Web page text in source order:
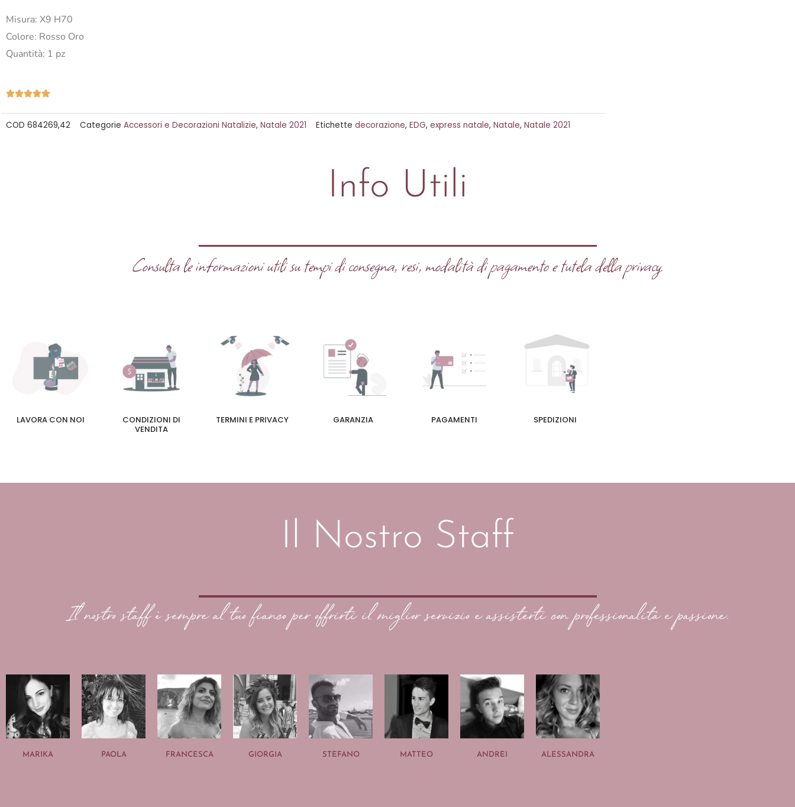
Misura: X9 H70
Colore: Rosso Oro
Quantità: 1 pz
Valutazione
su
COD 684269,42 Categorie Accessori e Decorazioni Natalizie, Natale 2021 Etichette decorazione, EDG, express natale, Natale, Natale 2021
Info Utili
Consulta le informazioni utili su tempi di consegna, resi, modalità di pagamento e tutela della privacy.
LAVORA CON NOI
CONDIZIONI DI
VENDITA
TERMINI E PRIVACY GARANZIA PAGAMENTI SPEDIZIONI
Il Nostro Staff
Il nostro staff è sempre al tuo fianco per offrirti il miglior servizio e assisterti con professionalità e passione.
MARIKA PAOLA FRANCESCA GIORGIA STEFANO MATTEO ANDREI ALESSANDRA